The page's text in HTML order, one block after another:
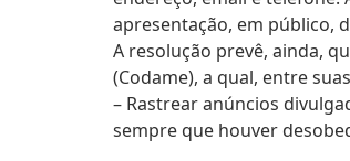
apresentação, em público,
A resolução prevê, ainda,
(Codame), a qual, entre
– Rastrear anúncios
sempre que houver